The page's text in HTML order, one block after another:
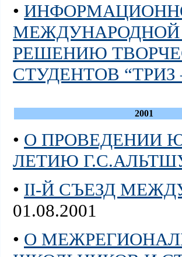
•
МЕЖДУНАРОДНОЙ
РЕШЕНИЮ
СТУДЕНТОВ “ТРИЗ
2001
• О ПРОВЕДЕНИИ
ЛЕТИЮ
• II-Й СЪЕЗД
01.08.2001
• О